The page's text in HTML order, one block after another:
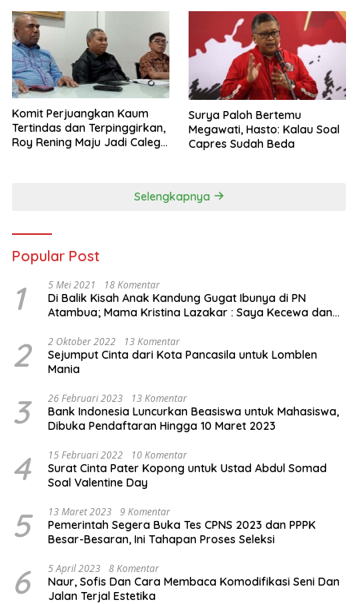
Komit Perjuangkan Kaum
Tertindas dan Terpinggirkan,
Roy Rening Maju Jadi Caleg
Surya Paloh Bertemu
Megawati, Hasto: Kalau Soal
Capres Sudah Beda
Selengkapnya
Popular Post
1 5 Mei 2021 18 Komentar
Di Balik Kisah Anak Kandung Gugat Ibunya di PN
Atambua; Mama Kristina Lazakar : Saya Kecewa dan
2 2 Oktober 2022 13 Komentar
Sejumput Cinta dari Kota Pancasila untuk Lomblen
Mania
3 26 Februari 2023 13 Komentar
Bank Indonesia Luncurkan Beasiswa untuk Mahasiswa,
Dibuka Pendaftaran Hingga 10 Maret 2023
4 15 Februari 2022 10 Komentar
Surat Cinta Pater Kopong untuk Ustad Abdul Somad
Soal Valentine Day
5 13 Maret 2023 9 Komentar
Pemerintah Segera Buka Tes CPNS 2023 dan PPPK
Besar-Besaran, Ini Tahapan Proses Seleksi
6 5 April 2023 8 Komentar
Naur, Sofis Dan Cara Membaca Komodifikasi Seni Dan
Jalan Terjal Estetika